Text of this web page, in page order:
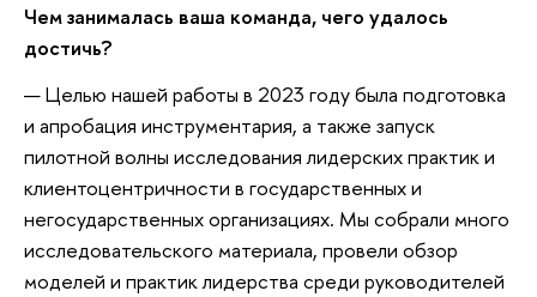
Чем занималась ваша команда, чего удалось
достичь?
— Целью нашей работы в 2023 году была подготовка
и апробация инструментария, а также запуск
пилотной волны исследования лидерских практик и
клиентоцентричности в государственных и
негосударственных организациях. Мы собрали много
исследовательского материала, провели обзор
моделей и практик лидерства среди руководителей